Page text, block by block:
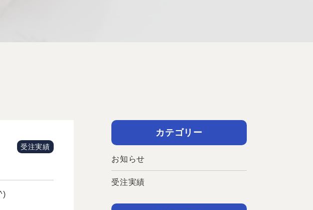
受注実績
カテゴリー
お知らせ
受注実績